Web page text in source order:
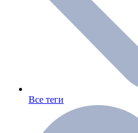
Все теги